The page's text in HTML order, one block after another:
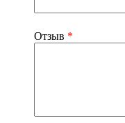
Отзыв *